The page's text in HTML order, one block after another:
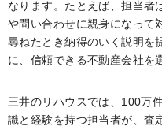
なります。たとえば、担当者
や問い合わせに親身になって
尋ねたとき納得のいく説明を
に、信頼できる不動産会社を
三井のリハウスでは、100万
識と経験を持つ担当者が、査